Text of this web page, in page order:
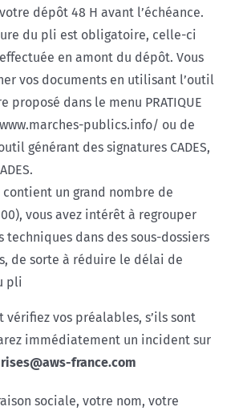
dépôt 48 H avant l’échéance.
du pli est obligatoire, celle-ci
en amont du dépôt. Vous
vos documents en utilisant l’outil
proposé dans le menu PRATIQUE
publics.info/ ou de
générant des signatures CADES,
un grand nombre de
vous avez intérêt à regrouper
techniques dans des sous-dossiers
de sorte à réduire le délai de
pli
vérifiez vos préalables, s’ils sont
immédiatement un incident sur
france.com
sociale, votre nom, votre